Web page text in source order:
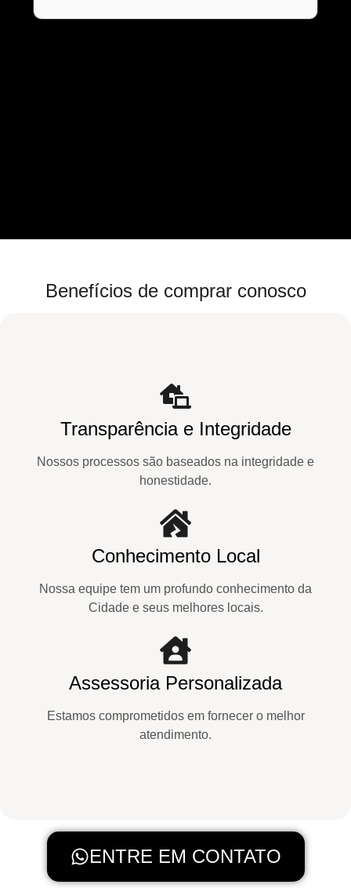
Benefícios de comprar conosco
Transparência e Integridade
Nossos processos são baseados na integridade e
honestidade.
Conhecimento Local
Nossa equipe tem um profundo conhecimento da
Cidade e seus melhores locais.
Assessoria Personalizada
Estamos comprometidos em fornecer o melhor
atendimento.
ENTRE EM CONTATO